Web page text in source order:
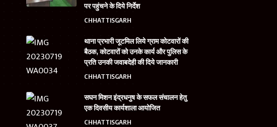
पर पहुंचने के दिये निर्देश
CHHATTISGARH
थाना प्रभारी जूटमिल लिये ग्राम कोटवारों की
बैठक, कोटवारों को उनके कार्य और पुलिस के
प्रति उनकी जवाबदेही की दिये जानकारी
CHHATTISGARH
सघन मिशन इंद्रधनुष के सफल संचालन हेतु
एक दिवसीय कार्यशाला आयोजित
CHHATTISGARH